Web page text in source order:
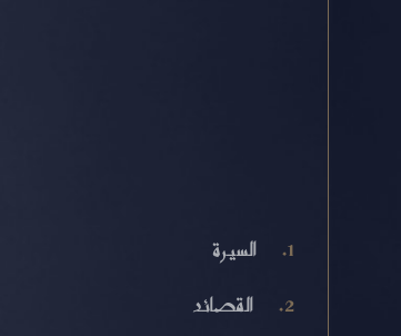
السيرة
القصائد